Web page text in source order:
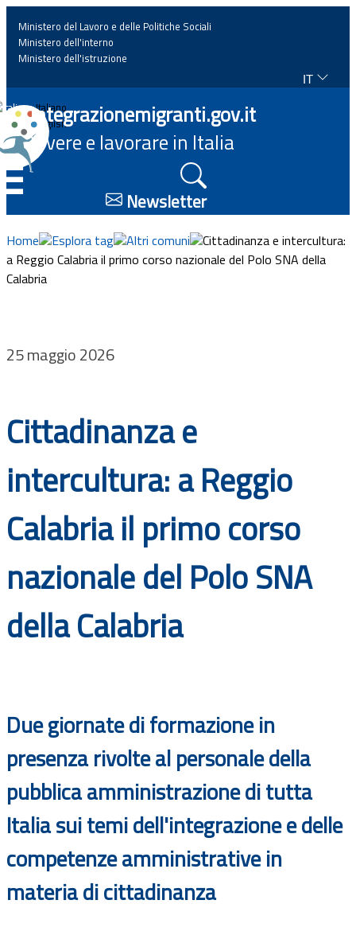
Home
News
Approfondimenti
Eventi
Normativa
Bandi
Guide
Ministero del Lavoro e delle Politiche Sociali
Ministero dell'interno
Ministero dell'istruzione
IT
Italiano
English
Integrazionemigranti.gov.it
Vivere e lavorare in Italia
Newsletter
Home Esplora tag Altri comuni
Cittadinanza e intercultura:
a Reggio Calabria il primo corso nazionale del Polo SNA della
Calabria
25 maggio 2026
Cittadinanza e
intercultura: a Reggio
Calabria il primo corso
nazionale del Polo SNA
della Calabria
Due giornate di formazione in
presenza rivolte al personale della
pubblica amministrazione di tutta
Italia sui temi dell'integrazione e delle
competenze amministrative in
materia di cittadinanza